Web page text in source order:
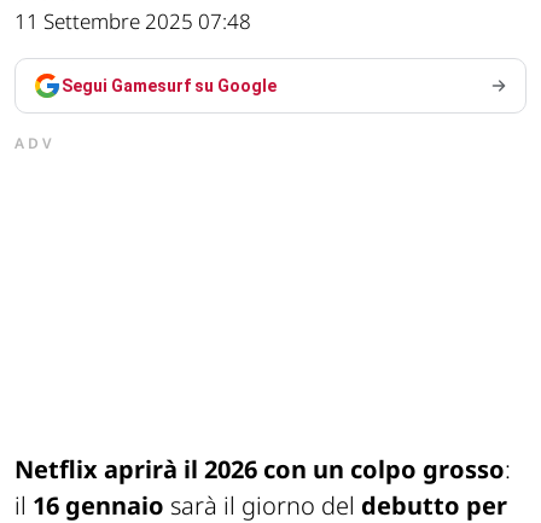
11 Settembre 2025 07:48
Segui Gamesurf su Google
ADV
Netflix aprirà il 2026 con un colpo grosso:
il 16 gennaio sarà il giorno del debutto per